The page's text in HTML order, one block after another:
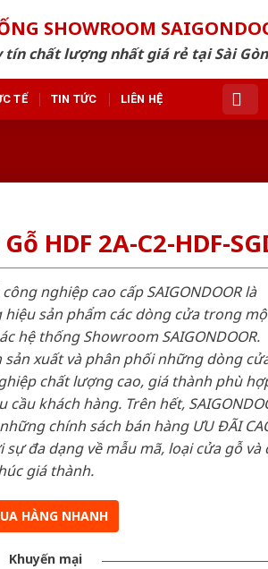
SHOWROOM
tín chất lượng nhất giá rẻ tại Sài
TẾ TIN TỨC LIÊN HỆ
HDF 2A-C2-HDF-
nghiệp cao cấp SAIGONDOOR là
sản phẩm các dòng cửa trong
hệ thống Showroom SAIGONDOOR.
sản xuất và phân phối những dòng
chất lượng cao, giá thành phù
cầu khách hàng. Trên hết,
chính sách bán hàng ƯU ĐÃI
sự đa dạng về mẫu mã, loại cửa gỗ và
giá thành.
HÀNG NHANH
Khuyến mại